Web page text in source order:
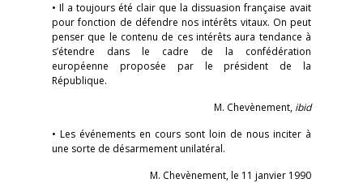
• Il a toujours été clair que la dissuasion française avait
pour fonction de défendre nos intérêts vitaux. On peut
penser que le contenu de ces intérêts aura tendance à
s’étendre dans le cadre de la confédération
européenne proposée par le président de la
République.
M. Chevènement, ibid
• Les événements en cours sont loin de nous inciter à
une sorte de désarmement unilatéral.
M. Chevènement, le 11 janvier 1990